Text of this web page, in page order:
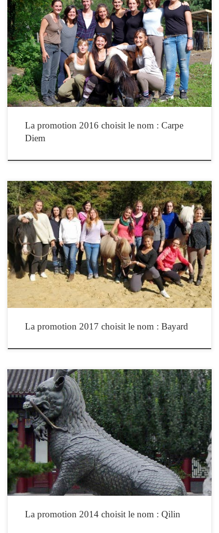
La promotion 2016 de l’Institut de Formation en Equithérapie a choisi de se
nommer CARPE DIEM « Carpe Diem Quam Minimum Credula Postero » Horace
Il s’agit d’un art de vivre qui invite à une vision optimiste de la vie et qui permet
d’avancer quelles que soient les difficultés […]
La promotion 2016 choisit le nom : Carpe
Diem
La promotion 2017 de l’Institut de Formation en Equithérapie a choisi de se
nommer Bayard Bayard : Lundi 16 octobre 2017 : 1ère rencontre et lieu de
formation de notre promotion à qui nous dédirons ce nom qui a une double
connotation. Bayard, centre équestre qui restera longtemps en nos […]
La promotion 2017 choisit le nom : Bayard
La promotion 2014-2015 de l’Institut de Formation en Équithérapie a choisi de se
nommer « QILIN » d’après le nom d’un animal mythologique chinois. La diversité
de ses représentations nous évoque à la fois la variété de nos horizons
professionnels et les différents types de publics que nous serons susceptibles
d’accueillir. La […]
La promotion 2014 choisit le nom : Qilin